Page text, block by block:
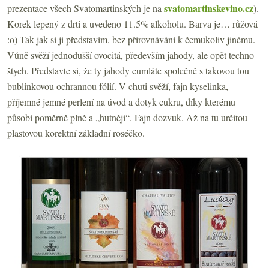
prezentace všech Svatomartinských je na svatomartinskevino.cz).
Korek lepený z drti a uvedeno 11.5% alkoholu. Barva je… růžová
:o) Tak jak si ji představím, bez přirovnávání k čemukoliv jinému.
Vůně svěží jednodušší ovocitá, především jahody, ale opět techno
štych. Představte si, že ty jahody cumláte společně s takovou tou
bublinkovou ochrannou fólií. V chuti svěží, fajn kyselinka,
příjemné jemné perlení na úvod a dotyk cukru, díky kterému
působí poměrně plně a „hutněji“. Fajn dozvuk. Až na tu určitou
plastovou korektní základní roséčko.